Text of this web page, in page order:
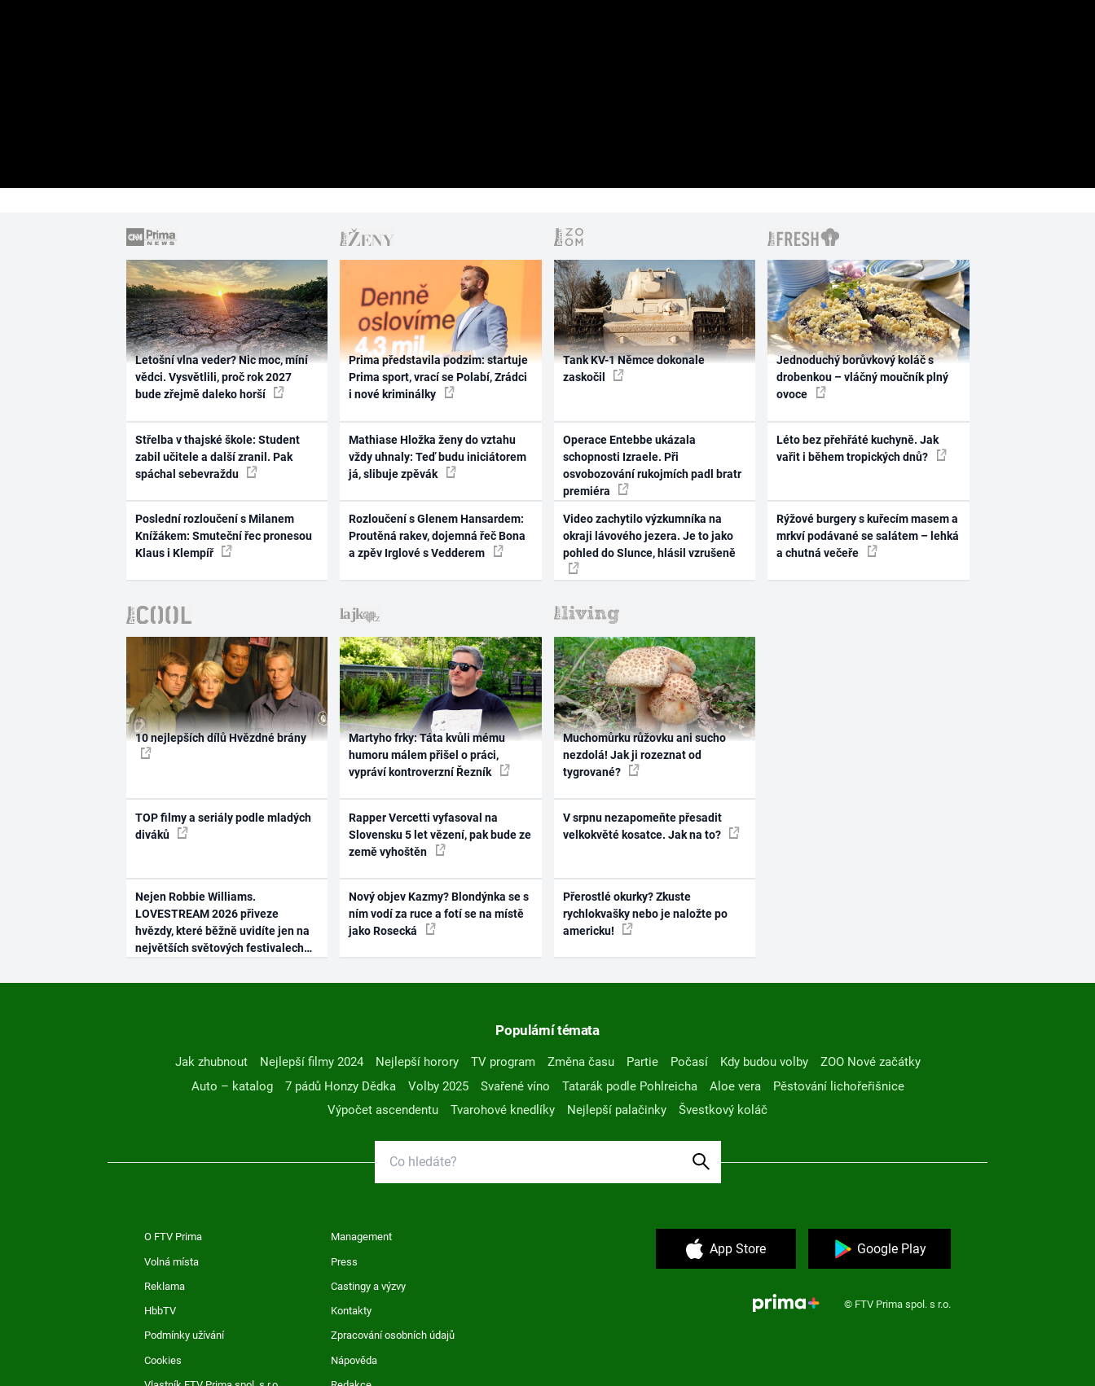
Letošní vlna veder? Nic moc, míní
vědci. Vysvětlili, proč rok 2027
bude zřejmě daleko horší
Střelba v thajské škole: Student
zabil učitele a další zranil. Pak
spáchal sebevraždu
Poslední rozloučení s Milanem
Knížákem: Smuteční řec pronesou
Klaus i Klempíř
Prima představila podzim: startuje
Prima sport, vrací se Polabí, Zrádci
i nové kriminálky
Mathiase Hložka ženy do vztahu
vždy uhnaly: Teď budu iniciátorem
já, slibuje zpěvák
Rozloučení s Glenem Hansardem:
Proutěná rakev, dojemná řeč Bona
a zpěv Irglové s Vedderem
Tank KV-1 Němce dokonale
zaskočil
Operace Entebbe ukázala
schopnosti Izraele. Při
osvobozování rukojmích padl bratr
premiéra
Video zachytilo výzkumníka na
okraji lávového jezera. Je to jako
pohled do Slunce, hlásil vzrušeně
Jednoduchý borůvkový koláč s
drobenkou – vláčný moučník plný
ovoce
Léto bez přehřáté kuchyně. Jak
vařit i během tropických dnů?
Rýžové burgery s kuřecím masem a
mrkví podávané se salátem – lehká
a chutná večeře
10 nejlepších dílů Hvězdné brány
TOP filmy a seriály podle mladých
diváků
Nejen Robbie Williams.
LOVESTREAM 2026 přiveze
hvězdy, které běžně uvidíte jen na
největších světových festivalech
Martyho frky: Táta kvůli mému
humoru málem přišel o práci,
vypráví kontroverzní Řezník
Rapper Vercetti vyfasoval na
Slovensku 5 let vězení, pak bude ze
země vyhoštěn
Nový objev Kazmy? Blondýnka se s
ním vodí za ruce a fotí se na místě
jako Rosecká
Muchomůrku růžovku ani sucho
nezdolá! Jak ji rozeznat od
tygrované?
V srpnu nezapomeňte přesadit
velkokvěté kosatce. Jak na to?
Přerostlé okurky? Zkuste
rychlokvašky nebo je naložte po
americku!
Populární témata
Jak zhubnout Nejlepší filmy 2024 Nejlepší horory TV program Změna času Partie Počasí Kdy budou volby
ZOO Nové začátky
Auto – katalog
7 pádů Honzy Dědka Volby 2025 Svařené víno Tatarák podle Pohlreicha Aloe vera
Pěstování lichořeřišnice
Výpočet ascendentu
Tvarohové knedlíky Nejlepší palačinky Švestkový koláč
O FTV Prima Management
Volná místa Press
Reklama Castingy a výzvy
HbbTV Kontakty
Podmínky užívání Zpracování osobních údajů
Cookies Nápověda
App Store Google Play
© FTV Prima spol. s r.o.